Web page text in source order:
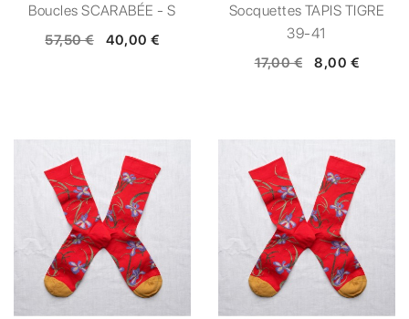
Boucles SCARABÉE - S
57,50 € 40,00 €
Socquettes TAPIS TIGRE
39-41
17,00 € 8,00 €